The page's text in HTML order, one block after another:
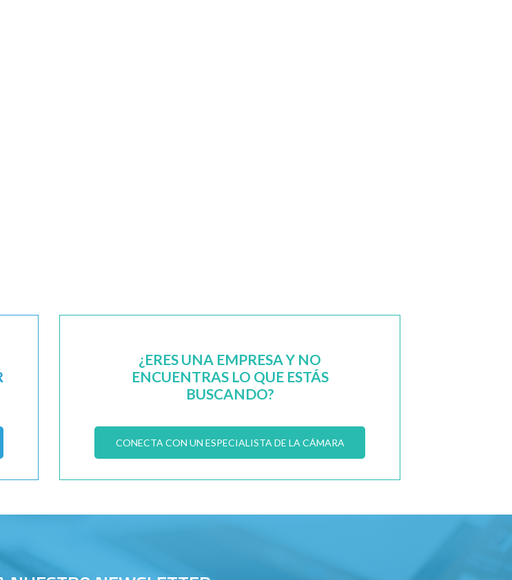
¿ERES UNA EMPRESA Y NO
ENCUENTRAS LO QUE ESTÁS
BUSCANDO?
CONECTA CON UN ESPECIALISTA DE LA CÁMARA